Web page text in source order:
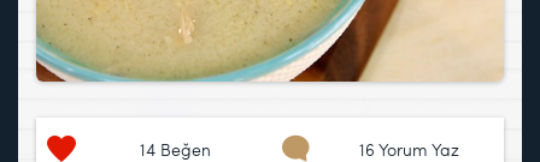
14 Beğen 16 Yorum Yaz